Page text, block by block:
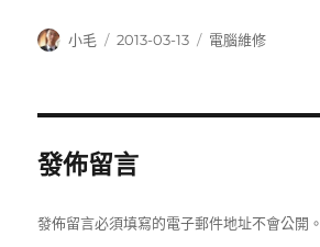
作
小毛
發
2013-03-13
分
電腦維修
發佈留言
發佈留言必須填寫的電子郵件地址不會公開。